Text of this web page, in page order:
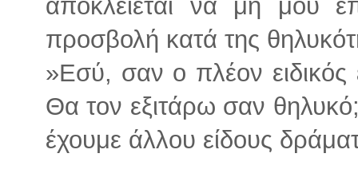
αποκλείεται να μη μου
προσβολή κατά της
»Εσύ, σαν ο πλέον ειδικός
Θα τον εξιτάρω σαν
έχουμε άλλου είδους